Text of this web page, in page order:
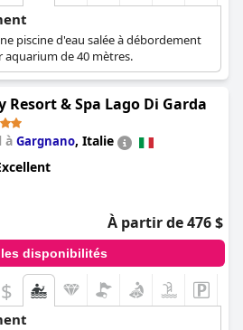
piscine d'eau salée à débordement
aquarium de 40 mètres.
Resort & Spa Lago Di Garda
à Gargnano, Italie
À partir de 476 $
les disponibilités
$